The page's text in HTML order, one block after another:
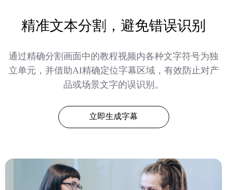
精准文本分割，避免错误识别
通过精确分割画面中的教程视频内各种文字符号为独
立单元，并借助AI精确定位字幕区域，有效防止对产
品或场景文字的误识别。
立即生成字幕